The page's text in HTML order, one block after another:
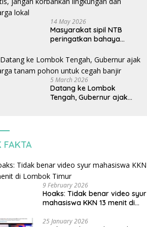
14 May 2026
Masyarakat sipil NTB
peringatkan bahaya
Indonesia: Mineral kritis,
jangan korbankan
lingkungan dan warga
lokal
5 March 2026
Datang ke Lombok
Tengah, Gubernur ajak
FAKTA
9 February 2026
Hoaks: Tidak benar video syur
mahasiswa KKN 13 menit di
25 January 2026